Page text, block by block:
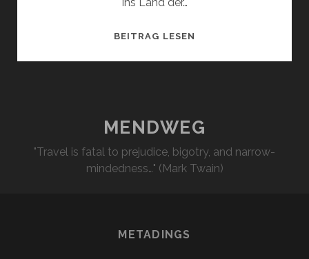
BEITRAG LESEN
MENDWEG
"Travel is fatal to prejudice, bigotry, and narrow-
mindedness…" (Mark Twain)
METADINGS